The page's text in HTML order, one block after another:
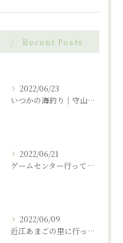
Recent Posts
2022/06/23
いつかの海釣り｜守山市の放課後デイサービス
2022/06/21
ゲームセンター行ってきました。｜守山市の放課後デイサービス
2022/06/09
近江あまごの里に行ってまいりました。｜守山市の放課後デイサービス